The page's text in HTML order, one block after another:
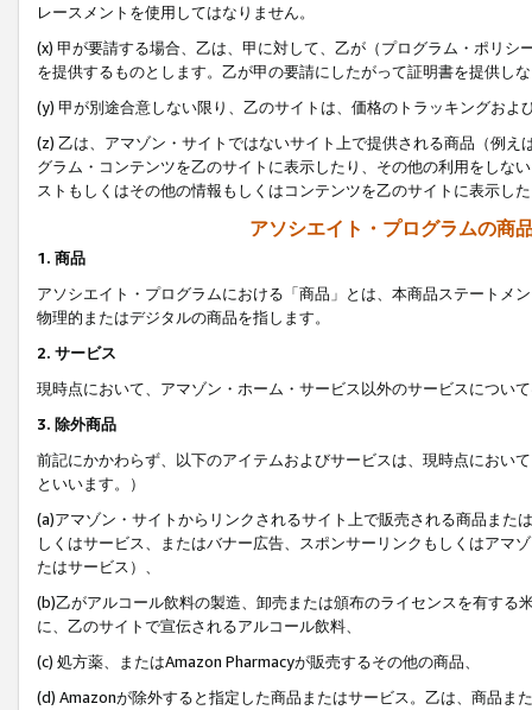
レースメントを使用してはなりません。
(x) 甲が要請する場合、乙は、甲に対して、乙が（プログラム・ポリ
を提供するものとします。乙が甲の要請にしたがって証明書を提供し
(y) 甲が別途合意しない限り、乙のサイトは、価格のトラッキングお
(z) 乙は、アマゾン・サイトではないサイト上で提供される商品（例
グラム・コンテンツを乙のサイトに表示したり、その他の利用をしな
ストもしくはその他の情報もしくはコンテンツを乙のサイトに表示し
アソシエイト・プログラムの商
1. 商品
アソシエイト・プログラムにおける「商品」とは、本商品ステートメ
物理的またはデジタルの商品を指します。
2. サービス
現時点において、アマゾン・ホーム・サービス以外のサービスについ
3. 除外商品
前記にかかわらず、以下のアイテムおよびサービスは、現時点におい
といいます。）
(a)アマゾン・サイトからリンクされるサイト上で販売される商品ま
しくはサービス、またはバナー広告、スポンサーリンクもしくはアマ
たはサービス）、
(b)乙がアルコール飲料の製造、卸売または頒布のライセンスを有す
に、乙のサイトで宣伝されるアルコール飲料、
(c) 処方薬、またはAmazon Pharmacyが販売するその他の商品、
(d) Amazonが除外すると指定した商品またはサービス。乙は、商品ま